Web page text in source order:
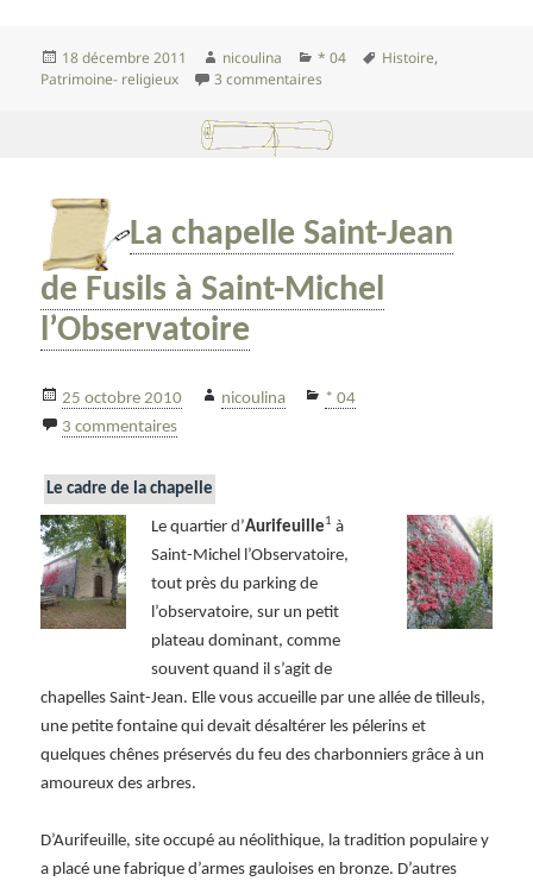
Publié
le
18 décembre 2011 Auteur
nicoulina Catégories
* 04
Mots-
Histoire,
Patrimoine- religieux
3 commentaires
La chapelle Saint-Jean
de Fusils à Saint-Michel
l’Observatoire
Publié
le
25 octobre 2010 Auteur
nicoulina Catégories
* 04
3 commentairessur La chapelle Saint-Jean de Fusils à Saint-Michel
Le cadre de la chapelle
Le quartier d’Aurifeuille1 à
Saint-Michel l’Observatoire,
tout près du parking de
l’observatoire, sur un petit
plateau dominant, comme
souvent quand il s’agit de
chapelles Saint-Jean. Elle vous accueille par une allée de tilleuls,
une petite fontaine qui devait désaltérer les pélerins et
quelques chênes préservés du feu des charbonniers grâce à un
amoureux des arbres.
D’Aurifeuille, site occupé au néolithique, la tradition populaire y
a placé une fabrique d’armes gauloises en bronze. D’autres